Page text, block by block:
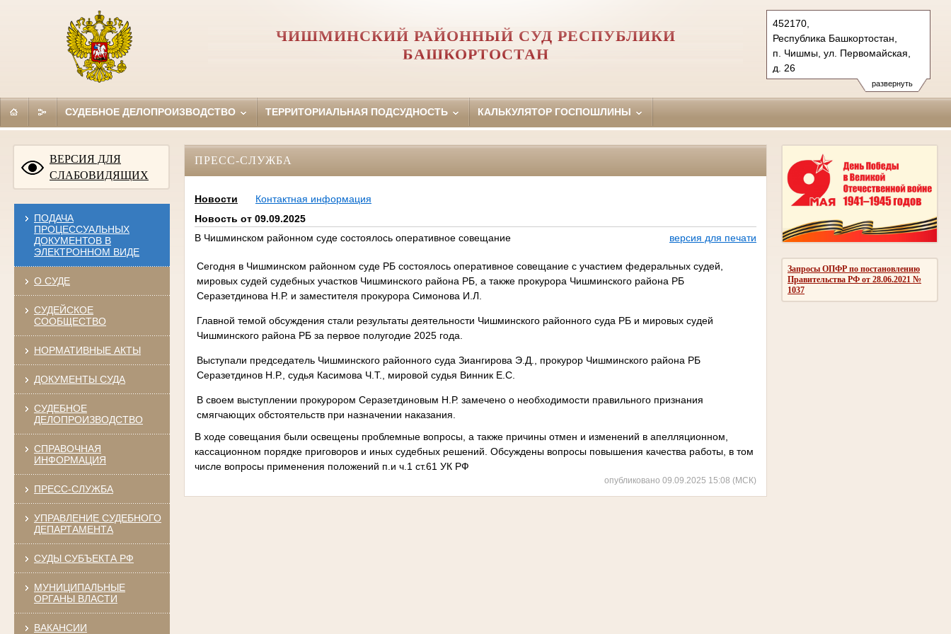
развернуть
452170,
Республика Башкортостан,
п. Чишмы, ул. Первомайская,
д. 26
Тел.: (34797) 2-28-43
chishmilinsky.bkr@sudrf.ru
ЧИШМИНСКИЙ РАЙОННЫЙ СУД РЕСПУБЛИКИ
БАШКОРТОСТАН
СУДЕБНОЕ ДЕЛОПРОИЗВОДСТВО ТЕРРИТОРИАЛЬНАЯ ПОДСУДНОСТЬ КАЛЬКУЛЯТОР ГОСПОШЛИНЫ
ВЕРСИЯ ДЛЯ
СЛАБОВИДЯЩИХ
ПОДАЧА
ПРОЦЕССУАЛЬНЫХ
ДОКУМЕНТОВ В
ЭЛЕКТРОННОМ ВИДЕ
О СУДЕ
СУДЕЙСКОЕ
СООБЩЕСТВО
НОРМАТИВНЫЕ АКТЫ
ДОКУМЕНТЫ СУДА
СУДЕБНОЕ
ДЕЛОПРОИЗВОДСТВО
СПРАВОЧНАЯ
ИНФОРМАЦИЯ
ПРЕСС-СЛУЖБА
УПРАВЛЕНИЕ СУДЕБНОГО
ДЕПАРТАМЕНТА
СУДЫ СУБЪЕКТА РФ
МУНИЦИПАЛЬНЫЕ
ОРГАНЫ ВЛАСТИ
ВАКАНСИИ
Запросы ОПФР по постановлению
Правительства РФ от 28.06.2021 №
1037
ПРЕСС-СЛУЖБА
Новости
Контактная информация
Новость от 09.09.2025
В Чишминском районном суде состоялось оперативное совещание
версия для печати
Сегодня в Чишминском районном суде РБ состоялось оперативное совещание с участием федеральных судей,
мировых судей судебных участков Чишминского района РБ, а также прокурора Чишминского района РБ
Серазетдинова Н.Р. и заместителя прокурора Симонова И.Л.
Главной темой обсуждения стали результаты деятельности Чишминского районного суда РБ и мировых судей
Чишминского района РБ за первое полугодие 2025 года.
Выступали председатель Чишминского районного суда Зиангирова Э.Д., прокурор Чишминского района РБ
Серазетдинов Н.Р., судья Касимова Ч.Т., мировой судья Винник Е.С.
В своем выступлении прокурором Серазетдиновым Н.Р. замечено о необходимости правильного признания
смягчающих обстоятельств при назначении наказания.
В ходе совещания были освещены проблемные вопросы, а также причины отмен и изменений в апелляционном,
кассационном порядке приговоров и иных судебных решений. Обсуждены вопросы повышения качества работы, в том
числе вопросы применения положений п.и ч.1 ст.61 УК РФ
опубликовано 09.09.2025 15:08 (МСК)